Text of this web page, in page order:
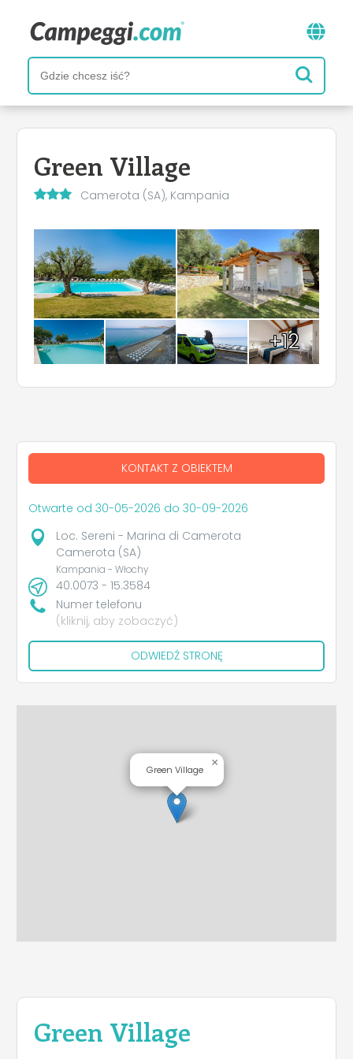
Green Village
Camerota (SA), Kampania
+12
Green Village
KONTAKT Z OBIEKTEM
Otwarte od 30-05-2026 do 30-09-2026
Loc. Sereni - Marina di Camerota
Camerota (SA)
Kampania - Włochy
40.0073 - 15.3584
Numer telefonu
(kliknij, aby zobaczyć)
ODWIEDŹ STRONĘ
Green Village
×